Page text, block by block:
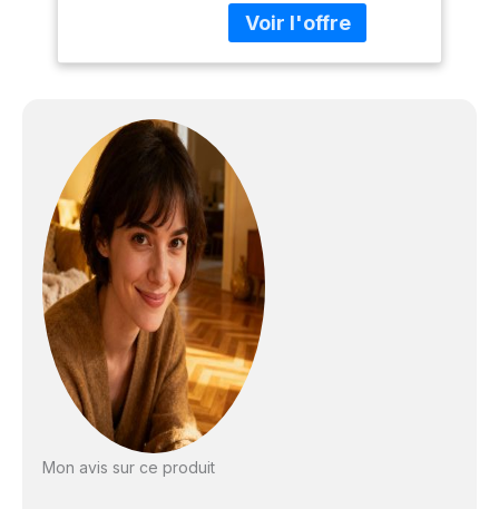
parallèle et un guidage
régulier de la scie Coupe
fermée de la lame de
scie Convient pour
différents matériaux
comme le bois massif,
les plans de travail, les
panneaux MDF revêtus
sur les deux faces, les
stratifiés, le plastique,
etc. Contenu de la
livraison : 1 x scie
plongeante PL75, 1x rail
Mon avis sur ce produit